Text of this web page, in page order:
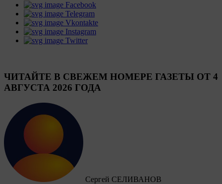
Facebook
Telegram
Vkontakte
Instagram
Twitter
ЧИТАЙТЕ В СВЕЖЕМ НОМЕРЕ ГАЗЕТЫ ОТ 4
АВГУСТА 2026 ГОДА
Сергей СЕЛИВАНОВ